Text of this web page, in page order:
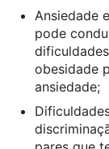
Ansiedade
pode
obesidade
ansiedade;